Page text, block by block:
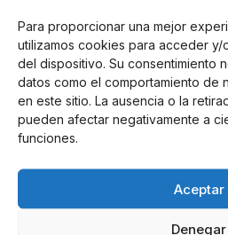
Para proporcionar una mejor
utilizamos cookies para acceder y/
del dispositivo. Su consentimiento
datos como el comportamiento de
en este sitio. La ausencia o la
pueden afectar negativamente a
funciones.
Aceptar
Denegar
Mejores Casinos
Criptomonedas
Online Casino
Fortnite regresa